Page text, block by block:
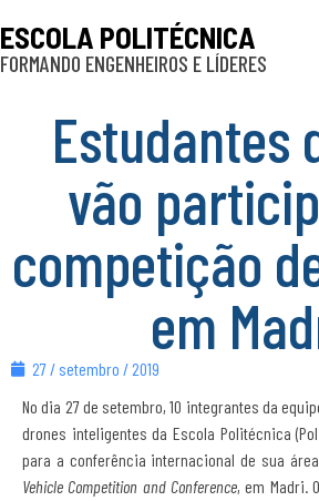
ESCOLA POLITÉCNICA
FORMANDO ENGENHEIROS E LÍDERES
Estudantes
vão
competição
em
27 / setembro / 2019
No dia 27 de setembro, 10 integrantes da
drones inteligentes da Escola Politécnica
para a conferência internacional de sua
Vehicle Competition and Conference, em Madri.